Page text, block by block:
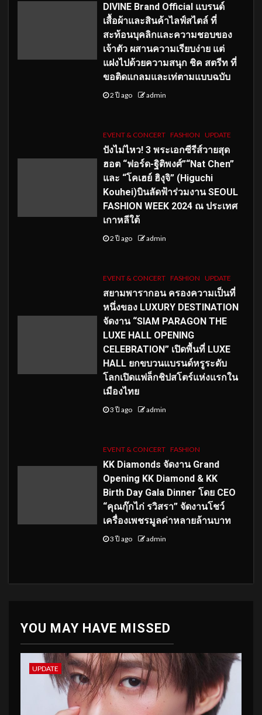
DIVINE Brand Official แบรนด์
เสื้อผ้าและสินค้าไลฟ์สไตล์ ที่
สะท้อนบุคลิกและความชอบของ
เจ้าตัว ผสานความเรียบง่าย แต่
แฝงไปด้วยความสนุก ชิค สตรีท ที่
ขอติดแกลมและเท่ตามแบบฉบับ
2 ปี ago admin
EVENT & CONCERT FASHION UPDATE
ปังไม่ไหว! 3 พระเอกซีรีส์วายสุด
ฮอต “ฟอร์ด-ฐิติพงศ์”“Nat Chen”
และ “โคเฮย์ ฮิงุจิ” (Higuchi
Kouhei)บินลัดฟ้าร่วมงาน SEOUL
FASHION WEEK 2024 ณ ประเทศ
เกาหลีใต้
2 ปี ago admin
EVENT & CONCERT FASHION UPDATE
สยามพารากอน ครองความเป็นที่
หนึ่งของ LUXURY DESTINATION
จัดงาน “SIAM PARAGON THE
LUXE HALL OPENING
CELEBRATION” เปิดพื้นที่ LUXE
HALL ยกขบวนแบรนด์หรูระดับ
โลกเปิดแฟล็กชิปสโตร์แห่งแรกใน
เมืองไทย
3 ปี ago admin
EVENT & CONCERT FASHION
KK Diamonds จัดงาน Grand
Opening KK Diamond & KK
Birth Day Gala Dinner โดย CEO
“คุณกุ๊กไก่ รวิสรา” จัดงานโชว์
เครื่องเพชรมูลค่าหลายล้านบาท
3 ปี ago admin
YOU MAY HAVE MISSED
UPDATE